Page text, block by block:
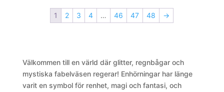
1 2 3 4 … 46 47 48 →
Välkommen till en värld där glitter, regnbågar och
mystiska fabelväsen regerar! Enhörningar har länge
varit en symbol för renhet, magi och fantasi, och